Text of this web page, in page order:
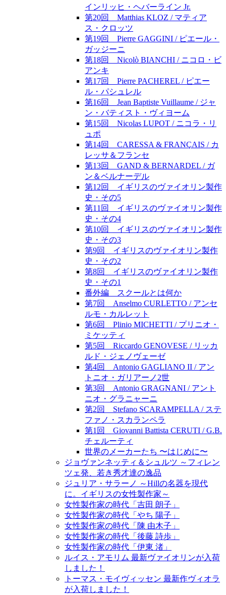
インリッヒ・ヘバーライン Jr.
第20回 Matthias KLOZ / マティア
ス・クロッツ
第19回 Pierre GAGGINI / ピエール・
ガッジーニ
第18回 Nicolò BIANCHI / ニコロ・ビ
アンキ
第17回 Pierre PACHEREL / ピエー
ル・パシュレル
第16回 Jean Baptiste Vuillaume / ジャ
ン・バティスト・ヴィヨーム
第15回 Nicolas LUPOT / ニコラ・リ
ュポ
第14回 CARESSA & FRANÇAIS / カ
レッサ＆フランセ
第13回 GAND & BERNARDEL / ガ
ン＆ベルナーデル
第12回 イギリスのヴァイオリン製作
史・その5
第11回 イギリスのヴァイオリン製作
史・その4
第10回 イギリスのヴァイオリン製作
史・その3
第9回 イギリスのヴァイオリン製作
史・その2
第8回 イギリスのヴァイオリン製作
史・その1
番外編 スクールとは何か
第7回 Anselmo CURLETTO / アンセ
ルモ・カルレット
第6回 Plinio MICHETTI / プリニオ・
ミケッティ
第5回 Riccardo GENOVESE / リッカ
ルド・ジェノヴェーゼ
第4回 Antonio GAGLIANO II / アン
トニオ・ガリアーノ2世
第3回 Antonio GRAGNANI / アント
ニオ・グラニャーニ
第2回 Stefano SCARAMPELLA / ステ
ファノ・スカランペラ
第1回 Giovanni Battista CERUTI / G.B.
チェルーティ
世界のメーカーたち 〜はじめに〜
ジョヴァンネッティ＆シュルツ ～フィレン
ツェ発、若き秀才達の逸品
ジュリア・サラーノ ～Hillの名器を現代
に。イギリスの女性製作家～
女性製作家の時代「吉田 朗子」
女性製作家の時代「やち 陽子」
女性製作家の時代「陳 由木子」
女性製作家の時代「後藤 詩歩」
女性製作家の時代「伊東 渚」
ルイス・アモリム 最新ヴァイオリンが入荷
しました！
トーマス・モイヴィッセン 最新作ヴィオラ
が入荷しました！